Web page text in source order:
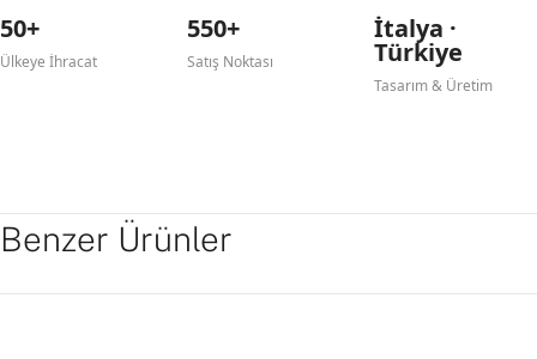
50+
Ülkeye İhracat
550+
Satış Noktası
İtalya ·
Türkiye
Tasarım & Üretim
Benzer Ürünler